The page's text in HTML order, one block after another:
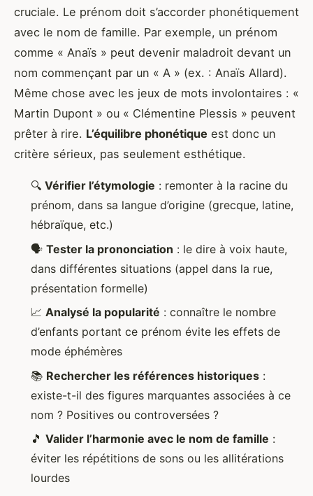
cruciale. Le prénom doit s’accorder phonétiquement
avec le nom de famille. Par exemple, un prénom
comme « Anaïs » peut devenir maladroit devant un
nom commençant par un « A » (ex. : Anaïs Allard).
Même chose avec les jeux de mots involontaires : «
Martin Dupont » ou « Clémentine Plessis » peuvent
prêter à rire. L’équilibre phonétique est donc un
critère sérieux, pas seulement esthétique.
🔍 Vérifier l’étymologie : remonter à la racine du
prénom, dans sa langue d’origine (grecque, latine,
hébraïque, etc.)
🗣️ Tester la prononciation : le dire à voix haute,
dans différentes situations (appel dans la rue,
présentation formelle)
📈 Analysé la popularité : connaître le nombre
d’enfants portant ce prénom évite les effets de
mode éphémères
📚 Rechercher les références historiques :
existe-t-il des figures marquantes associées à ce
nom ? Positives ou controversées ?
🎵 Valider l’harmonie avec le nom de famille :
éviter les répétitions de sons ou les allitérations
lourdes